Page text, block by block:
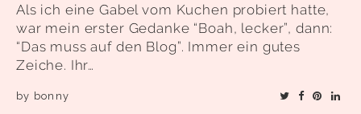
Als ich eine Gabel vom Kuchen probiert hatte,
war mein erster Gedanke “Boah, lecker”, dann:
“Das muss auf den Blog”. Immer ein gutes
Zeiche. Ihr…
by bonny